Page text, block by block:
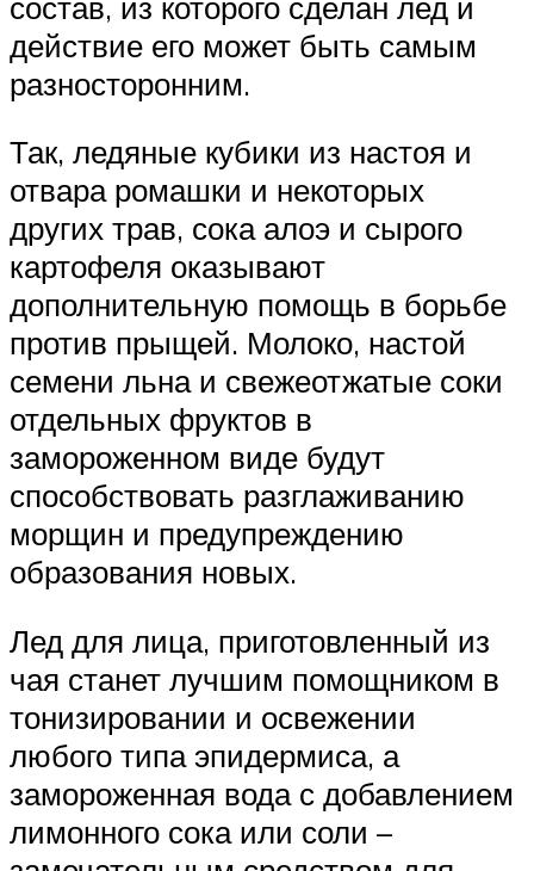
действие его может быть самым
разносторонним.
Так, ледяные кубики из настоя и
отвара ромашки и некоторых
других трав, сока алоэ и сырого
картофеля оказывают
дополнительную помощь в борьбе
против прыщей. Молоко, настой
семени льна и свежеотжатые соки
отдельных фруктов в
замороженном виде будут
способствовать разглаживанию
морщин и предупреждению
образования новых.
Лед для лица, приготовленный из
чая станет лучшим помощником в
тонизировании и освежении
любого типа эпидермиса, а
замороженная вода с добавлением
лимонного сока или соли –